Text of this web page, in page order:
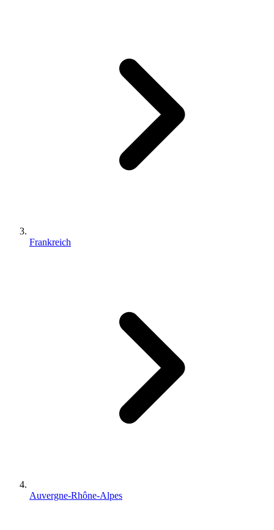
Frankreich
Auvergne-Rhône-Alpes